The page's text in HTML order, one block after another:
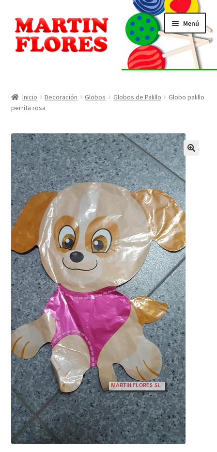
Ir
la
navegación
Ir
al
contenido
Menú
Tienda
Localización
Contacto
Inicio Decoración Globos Globos de Palillo
Globo palillo
perrita rosa